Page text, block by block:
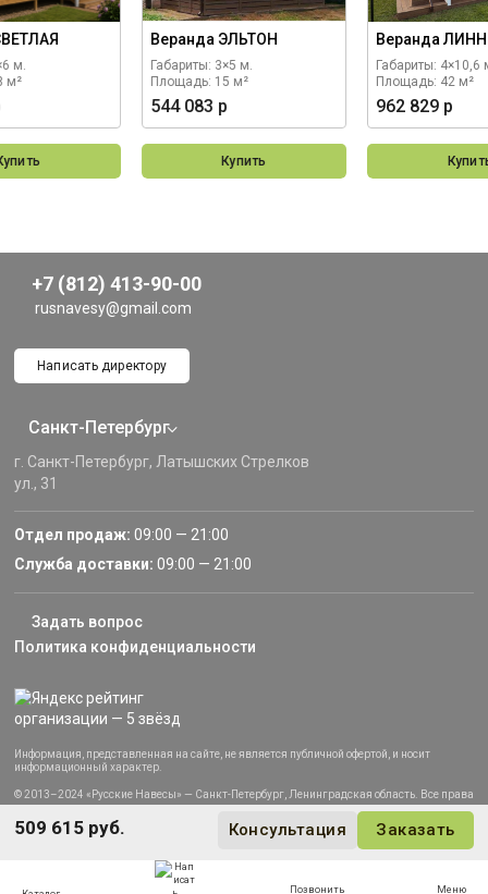
509 615 руб. Консультация Заказать
м.
м²
Веранда ЭЛЬТОН
Габариты: 3×5 м.
Площадь: 15 м²
544 083 р
Купить
Веранда
Габариты: 4×10,6
Площадь: 42 м²
962 829 р
Позвонить Меню
+7 (812) 413-90-00
rusnavesy@gmail.com
Написать директору
Санкт-Петербург
г. Санкт-Петербург, Латышских Стрелков
ул., 31
Отдел продаж: 09:00 — 21:00
Служба доставки: 09:00 — 21:00
Задать вопрос
Политика конфиденциальности
Информация, представленная на сайте, не является публичной офертой, и носит
информационный характер.
© 2013–2024 «Русские Навесы» — Санкт-Петербург, Ленинградская область. Все права
защищены.